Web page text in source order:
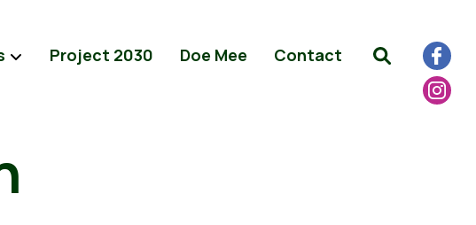
Project 2030 Doe Mee Contact